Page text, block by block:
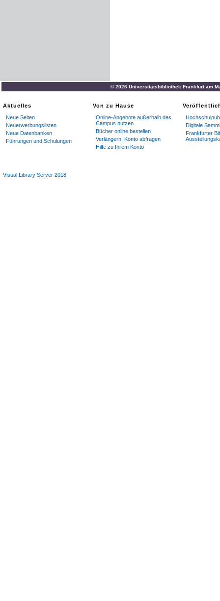
© 2026 Universitätsbibliothek Frankfurt am
Aktuelles
Neue Seiten
Neuerwerbungslisten
Neue Datenbanken
Führungen und Schulungen
Von zu Hause
Online-Angebote außerhalb des
Campus nutzen
Bücher online bestellen
Verlängern, Konto abfragen
Hilfe zu Ihrem Konto
Digitale
Frankfurter
Visual Library Server 2018